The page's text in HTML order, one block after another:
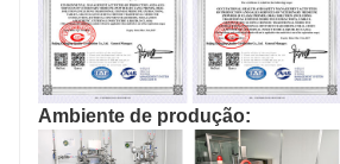
Ambiente de produção: